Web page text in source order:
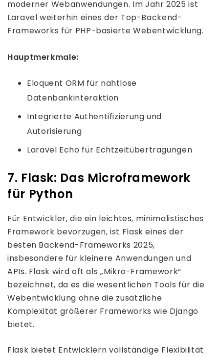
moderner Webanwendungen. Im Jahr 2025 ist
Laravel weiterhin eines der Top-Backend-
Frameworks für PHP-basierte Webentwicklung.
Hauptmerkmale:
Eloquent ORM für nahtlose
Datenbankinteraktion
Integrierte Authentifizierung und
Autorisierung
Laravel Echo für Echtzeitübertragungen
7. Flask: Das Microframework
für Python
Für Entwickler, die ein leichtes, minimalistisches
Framework bevorzugen, ist Flask eines der
besten Backend-Frameworks 2025,
insbesondere für kleinere Anwendungen und
APIs. Flask wird oft als „Mikro-Framework“
bezeichnet, da es die wesentlichen Tools für die
Webentwicklung ohne die zusätzliche
Komplexität größerer Frameworks wie Django
bietet.
Flask bietet Entwicklern vollständige Flexibilität